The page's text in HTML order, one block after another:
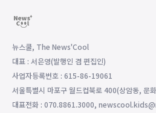
뉴스쿨, The News'Cool
대표 : 서은영(발행인 겸 편집인)
사업자등록번호 : 615-86-19061
서울특별시 마포구 월드컵북로 400(상암동, 문
대표전화 : 070.8861.3000,